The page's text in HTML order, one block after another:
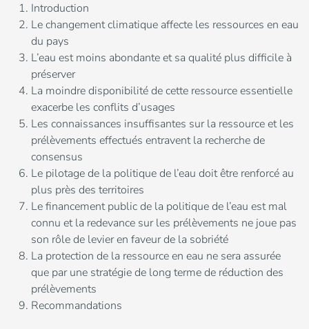
Introduction
Le changement climatique affecte les ressources en eau
du pays
L’eau est moins abondante et sa qualité plus difficile à
préserver
La moindre disponibilité de cette ressource essentielle
exacerbe les conflits d’usages
Les connaissances insuffisantes sur la ressource et les
prélèvements effectués entravent la recherche de
consensus
Le pilotage de la politique de l’eau doit être renforcé au
plus près des territoires
Le financement public de la politique de l’eau est mal
connu et la redevance sur les prélèvements ne joue pas
son rôle de levier en faveur de la sobriété
La protection de la ressource en eau ne sera assurée
que par une stratégie de long terme de réduction des
prélèvements
Recommandations